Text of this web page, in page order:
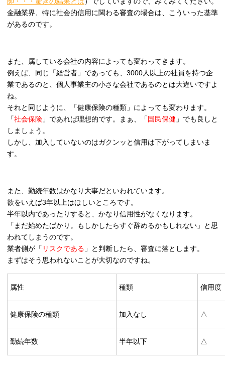
金融業界、特に社会的信用に関わる審査の場合は、こういった基準
があるのです。
また、属している会社の内容によっても変わってきます。
例えば、同じ「経営者」であっても、3000人以上の社員を持つ企
業であるのと、個人事業主の小さな会社であるのとは大違いですよ
ね。
それと同じように、「健康保険の種類」によっても変わります。
「社会保険 」であれば理想的です。まぁ、「国民保健 」でも良しと
しましょう。
しかし、加入していないのはガクンッと信用は下がってしまいま
す。
また、勤続年数はかなり大事だといわれています。
欲をいえば3年以上はほしいところです。
半年以内であったりすると、かなり信用性がなくなります。
「まだ始めたばかり。もしかしたらすぐ辞めるかもしれない」と思
われてしまうのです。
業者側が「 リスクである 」と判断したら、審査に落とします。
まずはそう思われないことが大切なのですね。
属性 種類 信用度
健康保険の種類 加入なし △
勤続年数 半年以下 △